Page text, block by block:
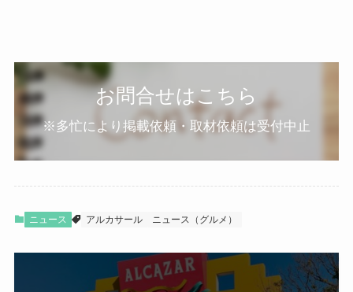
お問合せはこちら
※多忙により掲載依頼・取材依頼は受付中止
ニュース アルカサール ニュース（グルメ）